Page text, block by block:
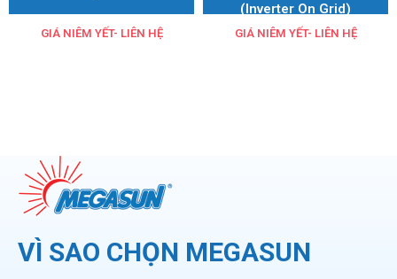
GIÁ NIÊM YẾT- LIÊN HỆ
(Inverter On Grid)
GIÁ NIÊM YẾT- LIÊN HỆ
VÌ SAO CHỌN MEGASUN